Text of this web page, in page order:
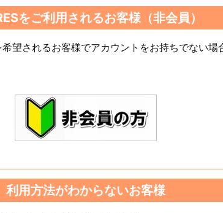
をご利用されるお客様（非会員）
望されるお客様でアカウントをお持ちでない
利用方法がわからないお客様